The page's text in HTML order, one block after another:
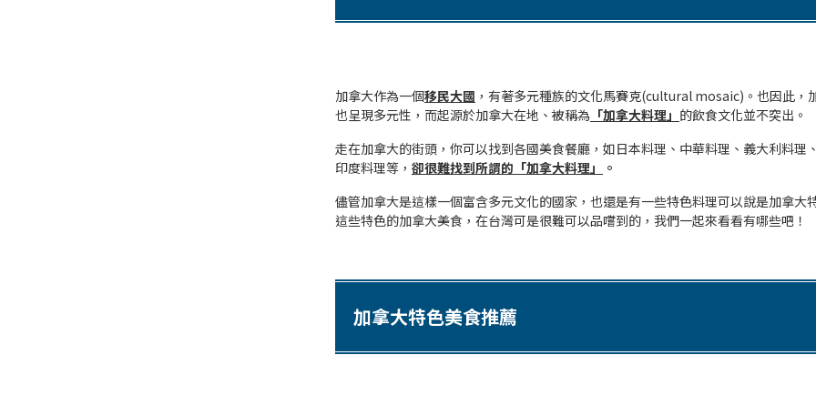
加拿大作為一個移民大國 ，有著多元種族的文化馬賽克(cultural mosaic)。也因此，
也呈現多元性，而起源於加拿大在地、被稱為 「加拿大料理」 的飲食文化並不突出。
走在加拿大的街頭，你可以找到各國美食餐廳，如日本料理、中華料理、義大利料理
印度料理等， 卻很難找到所謂的「加拿大料理」
。
儘管加拿大是這樣一個富含多元文化的國家，也還是有一些特色料理可以說是加拿大
這些特色的加拿大美食，在台灣可是很難可以品嚐到的，我們一起來看看有哪些吧！
加拿大特色美食推薦